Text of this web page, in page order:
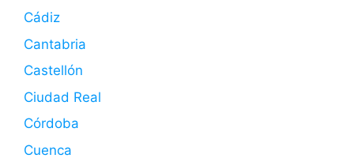
Cádiz
Cantabria
Castellón
Ciudad Real
Córdoba
Cuenca